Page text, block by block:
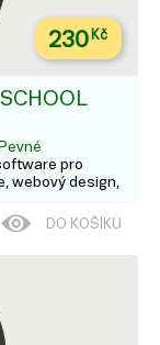
230Kč
pro
webový design,
navíc ještě 1-
DO KOŠÍKU